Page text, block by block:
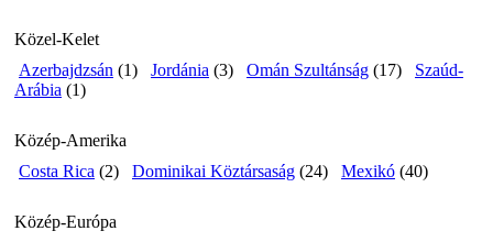
Közel-Kelet
Azerbajdzsán (1) Jordánia (3) Omán Szultánság (17)
Szaúd-
Arábia (1)
Közép-Amerika
Costa Rica (2) Dominikai Köztársaság (24) Mexikó (40)
Közép-Európa